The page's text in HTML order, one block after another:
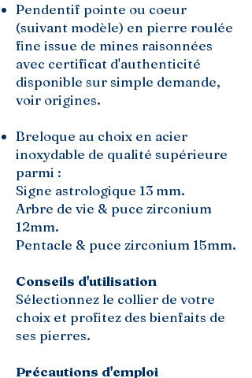
Pendentif pointe ou coeur
(suivant modèle) en pierre roulée
fine issue de mines raisonnées
avec certificat d'authenticité
disponible sur simple demande,
voir origines.
Breloque au choix en acier
inoxydable de qualité supérieure
parmi :
Signe astrologique 13 mm.
Arbre de vie & puce zirconium
12mm.
Pentacle & puce zirconium 15mm.
Conseils d'utilisation
Sélectionnez le collier de votre
choix et profitez des bienfaits de
ses pierres.
Précautions d'emploi